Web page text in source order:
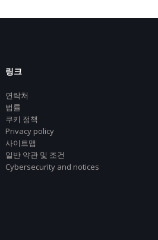
링크
연락처
법률
쿠키 정책
Privacy policy
사이트맵
일반 약관 및 조건
Cybersecurity and notices